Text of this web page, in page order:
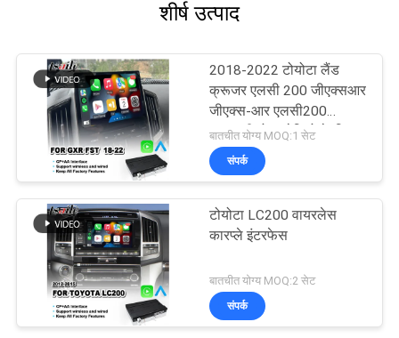
शीर्ष उत्पाद
2018-2022 टोयोटा लैंड
क्रूजर एलसी 200 जीएक्सआर
जीएक्स-आर एलसी200
एफएसटी होस्ट रेडियो के लिए
एलसेलिट कारप्ले इंटरफ़ेस
बातचीत योग्य MOQ:1 सेट
संपर्क
टोयोटा LC200 वायरलेस
कारप्ले इंटरफेस
बातचीत योग्य MOQ:2 सेट
संपर्क